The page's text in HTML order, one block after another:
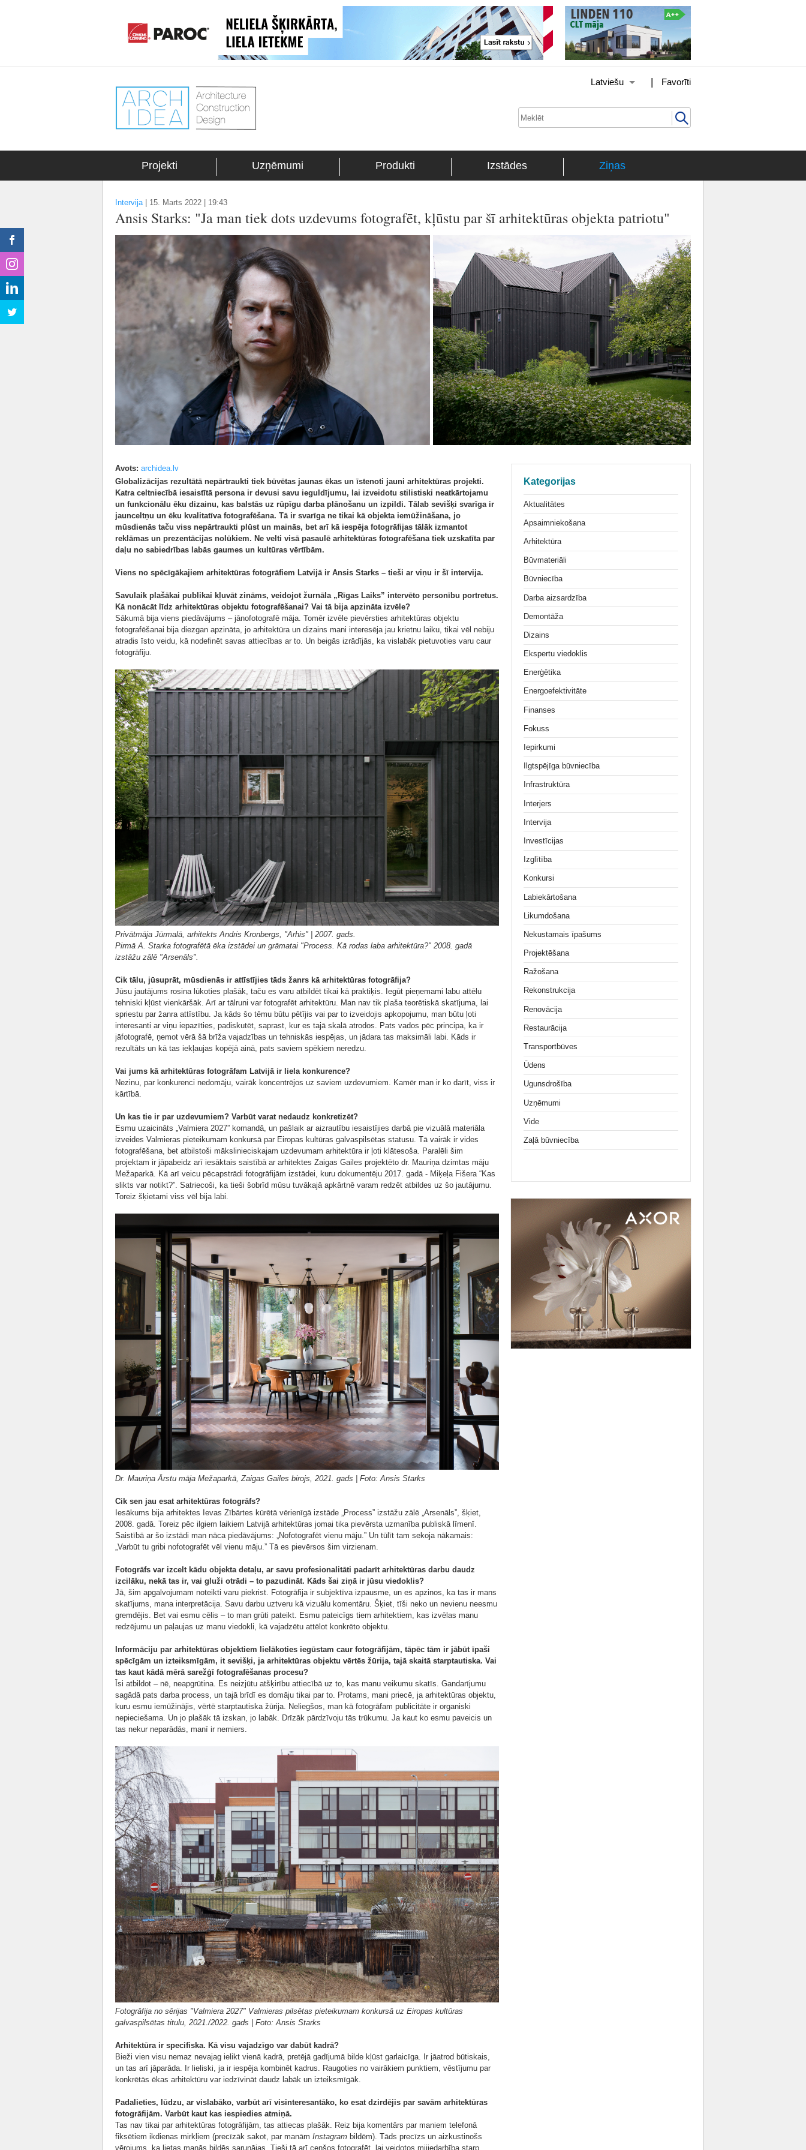
Favorīti
|
Latviešu
Projekti Uzņēmumi Produkti Izstādes Ziņas
Intervija| 15. Marts 2022 | 19:43
Ansis Starks: "Ja man tiek dots uzdevums fotografēt, kļūstu par šī arhitektūras objekta patriotu"
Avots: archidea.lv
Globalizācijas rezultātā nepārtraukti tiek būvētas jaunas ēkas un īstenoti jauni arhitektūras projekti.
Katra celtniecībā iesaistītā persona ir devusi savu ieguldījumu, lai izveidotu stilistiski neatkārtojamu
un funkcionālu ēku dizainu, kas balstās uz rūpīgu darba plānošanu un izpildi. Tālab sevišķi svarīga ir
jaunceltņu un ēku kvalitatīva fotografēšana. Tā ir svarīga ne tikai kā objekta iemūžināšana, jo
mūsdienās taču viss nepārtraukti plūst un mainās, bet arī kā iespēja fotogrāfijas tālāk izmantot
reklāmas un prezentācijas nolūkiem. Ne velti visā pasaulē arhitektūras fotografēšana tiek uzskatīta par
daļu no sabiedrības labās gaumes un kultūras vērtībām.
Viens no spēcīgākajiem arhitektūras fotogrāfiem Latvijā ir Ansis Starks – tieši ar viņu ir šī intervija.
Savulaik plašākai publikai kļuvāt zināms, veidojot žurnāla „Rīgas Laiks” intervēto personību portretus.
Kā nonācāt līdz arhitektūras objektu fotografēšanai? Vai tā bija apzināta izvēle?
Sākumā bija viens piedāvājums – jānofotografē māja. Tomēr izvēle pievērsties arhitektūras objektu
fotografēšanai bija diezgan apzināta, jo arhitektūra un dizains mani interesēja jau krietnu laiku, tikai vēl nebiju
atradis īsto veidu, kā nodefinēt savas attiecības ar to. Un beigās izrādījās, ka vislabāk pietuvoties varu caur
fotogrāfiju.
Privātmāja Jūrmalā, arhitekts Andris Kronbergs, "Arhis" | 2007. gads.
Pirmā A. Starka fotografētā ēka izstādei un grāmatai "Process. Kā rodas laba arhitektūra?" 2008. gadā
izstāžu zālē "Arsenāls".
Cik tālu, jūsuprāt, mūsdienās ir attīstījies tāds žanrs kā arhitektūras fotogrāfija?
Jūsu jautājums rosina lūkoties plašāk, taču es varu atbildēt tikai kā praktiķis. Iegūt pieņemami labu attēlu
tehniski kļūst vienkāršāk. Arī ar tālruni var fotografēt arhitektūru. Man nav tik plaša teorētiskā skatījuma, lai
spriestu par žanra attīstību. Ja kāds šo tēmu būtu pētījis vai par to izveidojis apkopojumu, man būtu ļoti
interesanti ar viņu iepazīties, padiskutēt, saprast, kur es tajā skalā atrodos. Pats vados pēc principa, ka ir
jāfotografē, ņemot vērā šā brīža vajadzības un tehniskās iespējas, un jādara tas maksimāli labi. Kāds ir
rezultāts un kā tas iekļaujas kopējā ainā, pats saviem spēkiem neredzu.
Vai jums kā arhitektūras fotogrāfam Latvijā ir liela konkurence?
Nezinu, par konkurenci nedomāju, vairāk koncentrējos uz saviem uzdevumiem. Kamēr man ir ko darīt, viss ir
kārtībā.
Un kas tie ir par uzdevumiem? Varbūt varat nedaudz konkretizēt?
Esmu uzaicināts „Valmiera 2027” komandā, un pašlaik ar aizrautību iesaistījies darbā pie vizuālā materiāla
izveides Valmieras pieteikumam konkursā par Eiropas kultūras galvaspilsētas statusu. Tā vairāk ir vides
fotografēšana, bet atbilstoši mākslinieciskajam uzdevumam arhitektūra ir ļoti klātesoša. Paralēli šim
projektam ir jāpabeidz arī iesāktais saistībā ar arhitektes Zaigas Gailes projektēto dr. Mauriņa dzimtas māju
Mežaparkā. Kā arī veicu pēcapstrādi fotogrāfijām izstādei, kuru dokumentēju 2017. gadā - Miķeļa Fišera “Kas
slikts var notikt?”. Satriecoši, ka tieši šobrīd mūsu tuvākajā apkārtnē varam redzēt atbildes uz šo jautājumu.
Toreiz šķietami viss vēl bija labi.
Dr. Mauriņa Ārstu māja Mežaparkā, Zaigas Gailes birojs, 2021. gads | Foto: Ansis Starks
Cik sen jau esat arhitektūras fotogrāfs?
Iesākums bija arhitektes Ievas Zībārtes kūrētā vērienīgā izstāde „Process” izstāžu zālē „Arsenāls”, šķiet,
2008. gadā. Toreiz pēc ilgiem laikiem Latvijā arhitektūras jomai tika pievērsta uzmanība publiskā līmenī.
Saistībā ar šo izstādi man nāca piedāvājums: „Nofotografēt vienu māju.” Un tūlīt tam sekoja nākamais:
„Varbūt tu gribi nofotografēt vēl vienu māju.” Tā es pievērsos šim virzienam.
Fotogrāfs var izcelt kādu objekta detaļu, ar savu profesionalitāti padarīt arhitektūras darbu daudz
izcilāku, nekā tas ir, vai gluži otrādi – to pazudināt. Kāds šai ziņā ir jūsu viedoklis?
Jā, šim apgalvojumam noteikti varu piekrist. Fotogrāfija ir subjektīva izpausme, un es apzinos, ka tas ir mans
skatījums, mana interpretācija. Savu darbu uztveru kā vizuālu komentāru. Šķiet, tīši neko un nevienu neesmu
gremdējis. Bet vai esmu cēlis – to man grūti pateikt. Esmu pateicīgs tiem arhitektiem, kas izvēlas manu
redzējumu un paļaujas uz manu viedokli, kā vajadzētu attēlot konkrēto objektu.
Informāciju par arhitektūras objektiem lielākoties iegūstam caur fotogrāfijām, tāpēc tām ir jābūt īpaši
spēcīgām un izteiksmīgām, it sevišķi, ja arhitektūras objektu vērtēs žūrija, tajā skaitā starptautiska. Vai
tas kaut kādā mērā sarežģī fotografēšanas procesu?
Īsi atbildot – nē, neapgrūtina. Es neizjūtu atšķirību attiecībā uz to, kas manu veikumu skatīs. Gandarījumu
sagādā pats darba process, un tajā brīdī es domāju tikai par to. Protams, mani priecē, ja arhitektūras objektu,
kuru esmu iemūžinājis, vērtē starptautiska žūrija. Neliegšos, man kā fotogrāfam publicitāte ir organiski
nepieciešama. Un jo plašāk tā izskan, jo labāk. Drīzāk pārdzīvoju tās trūkumu. Ja kaut ko esmu paveicis un
tas nekur neparādās, manī ir nemiers.
Fotogrāfija no sērijas "Valmiera 2027" Valmieras pilsētas pieteikumam konkursā uz Eiropas kultūras
galvaspilsētas titulu, 2021./2022. gads | Foto: Ansis Starks
Arhitektūra ir specifiska. Kā visu vajadzīgo var dabūt kadrā?
Bieži vien visu nemaz nevajag ielikt vienā kadrā, pretējā gadījumā bilde kļūst garlaicīga. Ir jāatrod būtiskais,
un tas arī jāparāda. Ir lieliski, ja ir iespēja kombinēt kadrus. Raugoties no vairākiem punktiem, vēstījumu par
konkrētās ēkas arhitektūru var iedzīvināt daudz labāk un izteiksmīgāk.
Padalieties, lūdzu, ar vislabāko, varbūt arī visinteresantāko, ko esat dzirdējis par savām arhitektūras
fotogrāfijām. Varbūt kaut kas iespiedies atmiņā.
Tas nav tikai par arhitektūras fotogrāfijām, tas attiecas plašāk. Reiz bija komentārs par maniem telefonā
fiksētiem ikdienas mirkļiem (precīzāk sakot, par manām Instagram bildēm). Tāds precīzs un aizkustinošs
vērojums, ka lietas manās bildēs sarunājas. Tieši tā arī cenšos fotografēt, lai veidotos mijiedarbība starp
Kategorijas
Aktualitātes
Apsaimniekošana
Arhitektūra
Būvmateriāli
Būvniecība
Darba aizsardzība
Demontāža
Dizains
Ekspertu viedoklis
Enerģētika
Energoefektivitāte
Finanses
Fokuss
Iepirkumi
Ilgtspējīga būvniecība
Infrastruktūra
Interjers
Intervija
Investīcijas
Izglītība
Konkursi
Labiekārtošana
Likumdošana
Nekustamais īpašums
Projektēšana
Ražošana
Rekonstrukcija
Renovācija
Restaurācija
Transportbūves
Ūdens
Ugunsdrošība
Uzņēmumi
Vide
Zaļā būvniecība